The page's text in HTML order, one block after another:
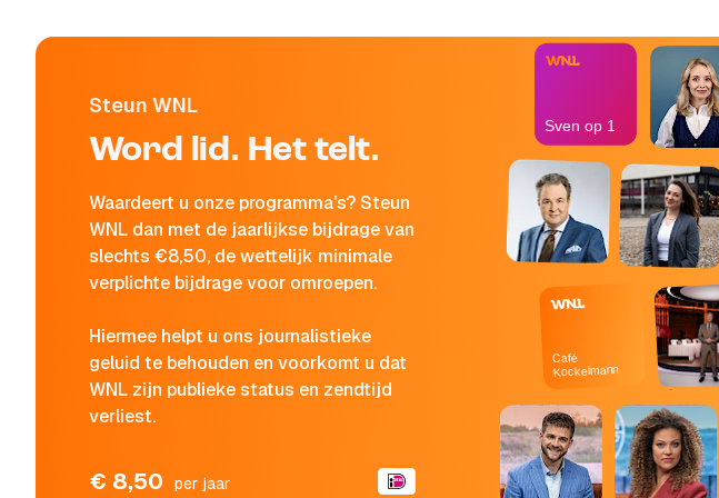
Steun WNL
Word lid. Het telt.
Waardeert u onze programma's? Steun
WNL dan met de jaarlijkse bijdrage van
slechts €8,50, de wettelijk minimale
verplichte bijdrage voor omroepen.
Hiermee helpt u ons journalistieke
geluid te behouden en voorkomt u dat
WNL zijn publieke status en zendtijd
verliest.
€ 8,50 per jaar
Café
Kockelmann
Sven op 1